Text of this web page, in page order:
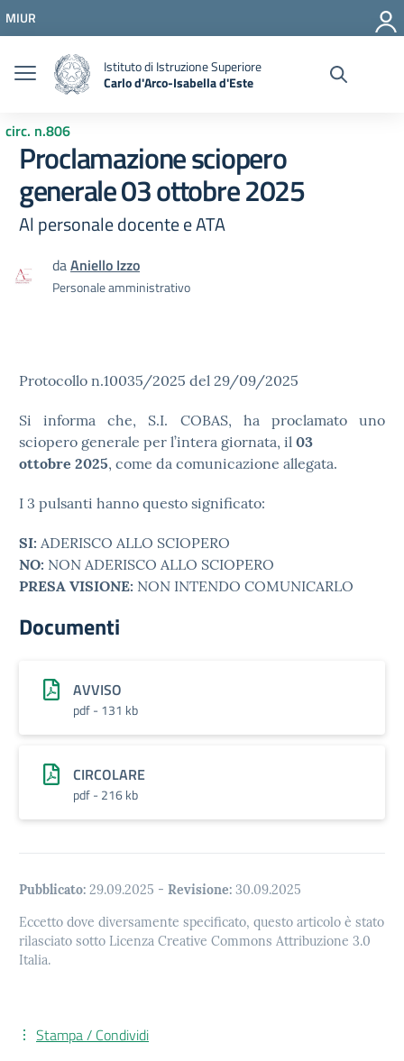
Vai al menu di navigazione
Vai al footer
MIUR
Istituto di Istruzione Superiore
Carlo d'Arco-Isabella d'Este
circ. n.806
Proclamazione sciopero
generale 03 ottobre 2025
Al personale docente e ATA
daAniello Izzo
Personale amministrativo
Protocollo n.10035/2025 del 29/09/2025
Si informa che, S.I. COBAS, ha proclamato uno
sciopero generale per l’intera giornata, il 03
ottobre 2025, come da comunicazione allegata.
I 3 pulsanti hanno questo significato:
SI: ADERISCO ALLO SCIOPERO
NO: NON ADERISCO ALLO SCIOPERO
PRESA VISIONE: NON INTENDO COMUNICARLO
Documenti
AVVISO
pdf - 131 kb
CIRCOLARE
pdf - 216 kb
Pubblicato: 29.09.2025 - Revisione: 30.09.2025
Eccetto dove diversamente specificato, questo articolo è stato
rilasciato sotto Licenza Creative Commons Attribuzione 3.0
Italia.
Stampa / Condividi